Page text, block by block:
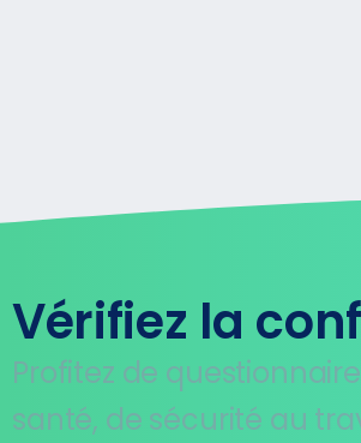
Vérifiez la
Profitez de
santé, de sécurité au